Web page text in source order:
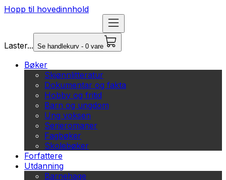
Hopp til hovedinnhold
Laster... Se handlekurv - 0 vare
Bøker
Skjønnlitteratur
Dokumentar og fakta
Hobby og fritid
Barn og ungdom
Ung voksen
Serieromaner
Fagbøker
Skolebøker
Forfattere
Utdanning
Barnehage